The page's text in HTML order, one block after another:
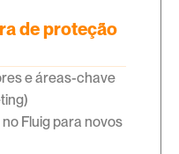
de proteção
e áreas-chave
Fluig para novos